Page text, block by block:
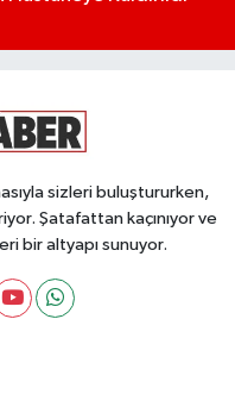
sizleri buluştururken,
Şatafattan kaçınıyor ve
bir altyapı sunuyor.